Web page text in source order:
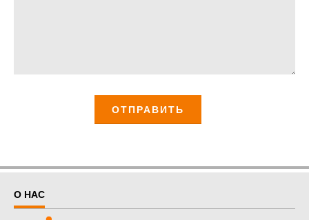
О НАС